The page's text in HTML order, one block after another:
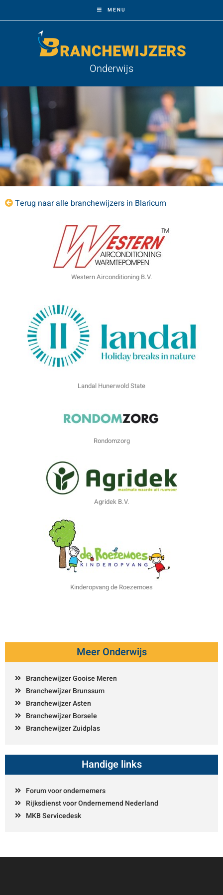
MENU
Onderwijs
Terug naar alle branchewijzers in Blaricum
Western Airconditioning B.V.
Landal Hunerwold State
Rondomzorg
Agridek B.V.
Kinderopvang de Roezemoes
Meer Onderwijs
Branchewijzer Gooise Meren
Branchewijzer Brunssum
Branchewijzer Asten
Branchewijzer Borsele
Branchewijzer Zuidplas
Handige links
Forum voor ondernemers
Rijksdienst voor Ondernemend Nederland
MKB Servicedesk